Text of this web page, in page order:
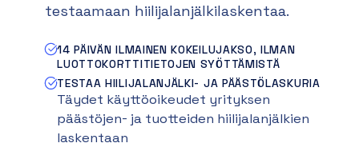
testaamaan hiilijalanjälkilaskentaa.
14 PÄIVÄN ILMAINEN KOKEILUJAKSO, ILMAN
LUOTTOKORTTITIETOJEN SYÖTTÄMISTÄ
TESTAA HIILIJALANJÄLKI- JA PÄÄSTÖLASKURIA
Täydet käyttöoikeudet yrityksen
päästöjen- ja tuotteiden hiilijalanjälkien
laskentaan